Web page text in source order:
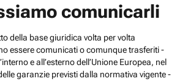
comunicarli
della base giuridica volta per volta
essere comunicati o comunque trasferiti -
e all’esterno dell’Unione Europea, nel
garanzie previsti dalla normativa vigente -